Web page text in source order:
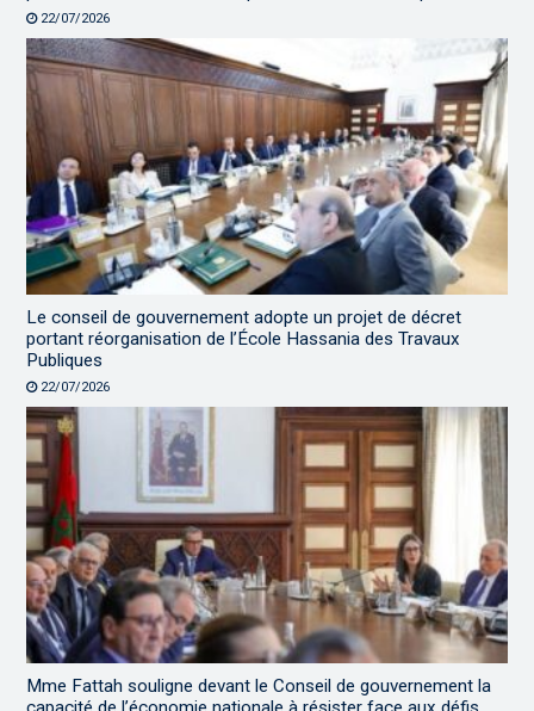
22/07/2026
Le conseil de gouvernement adopte un projet de décret
portant réorganisation de l’École Hassania des Travaux
Publiques
22/07/2026
Mme Fattah souligne devant le Conseil de gouvernement la